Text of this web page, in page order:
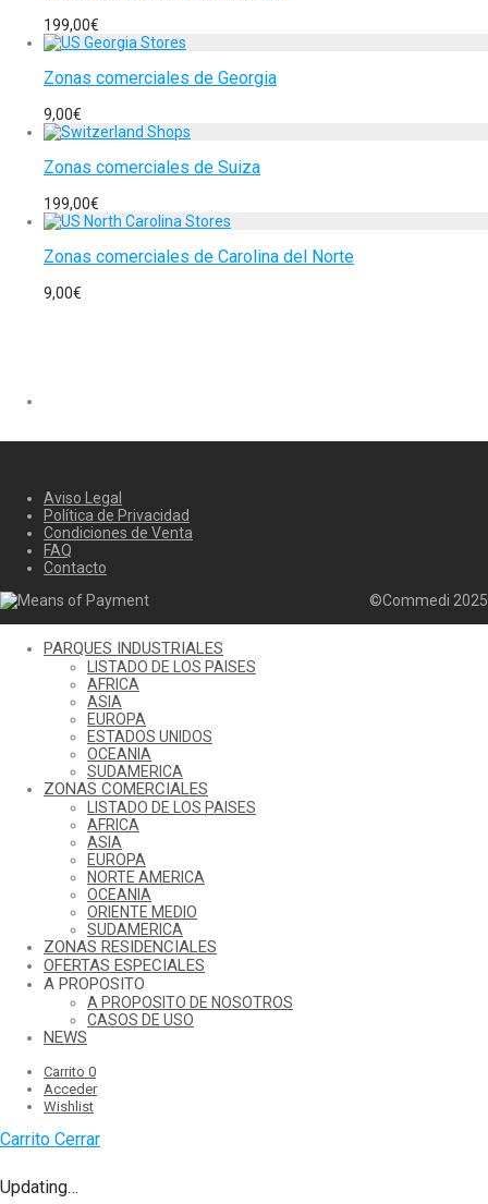
199,00€
Zonas comerciales de Georgia
9,00€
Zonas comerciales de Suiza
199,00€
Zonas comerciales de Carolina del Norte
9,00€
Aviso Legal
Política de Privacidad
Condiciones de Venta
FAQ
Contacto
©Commedi 2025
PARQUES INDUSTRIALES
LISTADO DE LOS PAISES
AFRICA
ASIA
EUROPA
ESTADOS UNIDOS
OCEANIA
SUDAMERICA
ZONAS COMERCIALES
LISTADO DE LOS PAISES
AFRICA
ASIA
EUROPA
NORTE AMERICA
OCEANIA
ORIENTE MEDIO
SUDAMERICA
ZONAS RESIDENCIALES
OFERTAS ESPECIALES
A PROPOSITO
A PROPOSITO DE NOSOTROS
CASOS DE USO
NEWS
Carrito 0
Acceder
Wishlist
Carrito Cerrar
Updating…